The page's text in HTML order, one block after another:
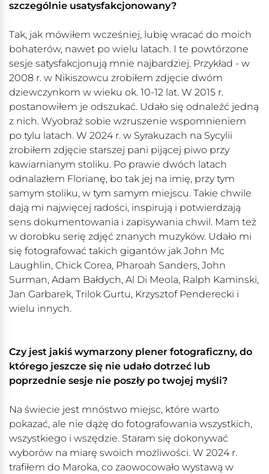
szczególnie usatysfakcjonowany?
Tak, jak mówiłem wcześniej, lubię wracać do moich
bohaterów, nawet po wielu latach. I te powtórzone
sesje satysfakcjonują mnie najbardziej. Przykład - w
2008 r. w Nikiszowcu zrobiłem zdjęcie dwóm
dziewczynkom w wieku ok. 10-12 lat. W 2015 r.
postanowiłem je odszukać. Udało się odnaleźć jedną
z nich. Wyobraź sobie wzruszenie wspomnieniem
po tylu latach. W 2024 r. w Syrakuzach na Sycylii
zrobiłem zdjęcie starszej pani pijącej piwo przy
kawiarnianym stoliku. Po prawie dwóch latach
odnalazłem Florianę, bo tak jej na imię, przy tym
samym stoliku, w tym samym miejscu. Takie chwile
dają mi najwięcej radości, inspirują i potwierdzają
sens dokumentowania i zapisywania chwil. Mam też
w dorobku serię zdjęć znanych muzyków. Udało mi
się fotografować takich gigantów jak John Mc
Laughlin, Chick Corea, Pharoah Sanders, John
Surman, Adam Bałdych, Al Di Meola, Ralph Kaminski,
Jan Garbarek, Trilok Gurtu, Krzysztof Penderecki i
wielu innych.
Czy jest jakiś wymarzony plener fotograficzny, do
którego jeszcze się nie udało dotrzeć lub
poprzednie sesje nie poszły po twojej myśli?
Na świecie jest mnóstwo miejsc, które warto
pokazać, ale nie dążę do fotografowania wszystkich,
wszystkiego i wszędzie. Staram się dokonywać
wyborów na miarę swoich możliwości. W 2024 r.
trafiłem do Maroka, co zaowocowało wystawą w